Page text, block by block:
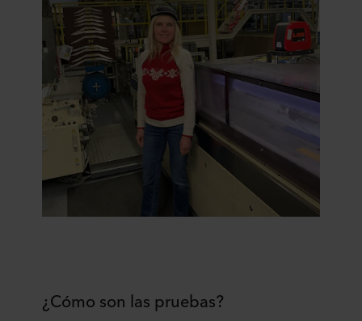
¿Cómo son las pruebas?